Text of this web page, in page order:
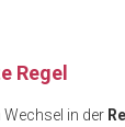
Regel
Wechsel in der